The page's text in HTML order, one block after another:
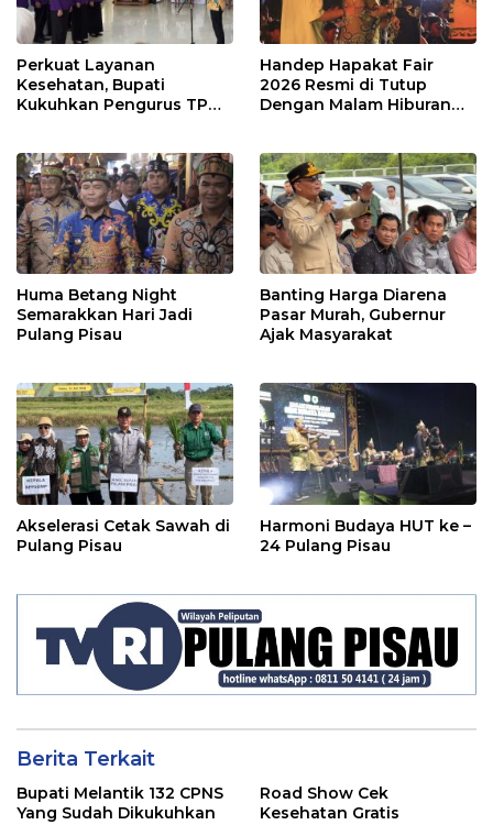
Perkuat Layanan
Kesehatan, Bupati
Kukuhkan Pengurus TP
Handep Hapakat Fair
2026 Resmi di Tutup
Dengan Malam Hiburan
Huma Betang Night
Semarakkan Hari Jadi
Pulang Pisau
Banting Harga Diarena
Pasar Murah, Gubernur
Ajak Masyarakat
Akselerasi Cetak Sawah di
Pulang Pisau
Harmoni Budaya HUT ke –
24 Pulang Pisau
Berita Terkait
Bupati Melantik 132 CPNS
Yang Sudah Dikukuhkan
Road Show Cek
Kesehatan Gratis